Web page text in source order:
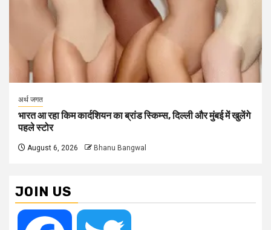
अर्थ जगत
भारत आ रहा किम कार्दशियन का ब्रांड स्किम्स, दिल्ली और मुंबई में खुलेंगे
पहले स्टोर
August 6, 2026 Bhanu Bangwal
JOIN US